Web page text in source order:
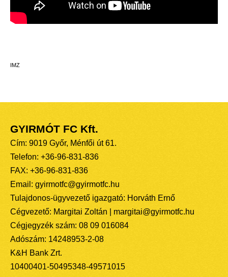
IMZ
GYIRMÓT FC Kft.
Cím: 9019 Győr, Ménfői út 61.
Telefon: +36-96-831-836
FAX: +36-96-831-836
Email: gyirmotfc@gyirmotfc.hu
Tulajdonos-ügyvezető igazgató: Horváth Ernő
Cégvezető: Margitai Zoltán | margitai@gyirmotfc.hu
Cégjegyzék szám: 08 09 016084
Adószám: 14248953-2-08
K&H Bank Zrt.
10400401-50495348-49571015